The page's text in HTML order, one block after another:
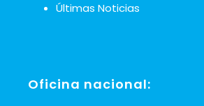
Últimas Noticias
Oficina nacional: